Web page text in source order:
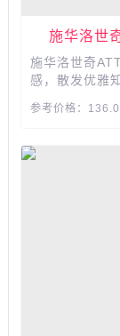
施华洛世
施华洛世奇
感，散发优雅
搭风潮。...
参考价格：